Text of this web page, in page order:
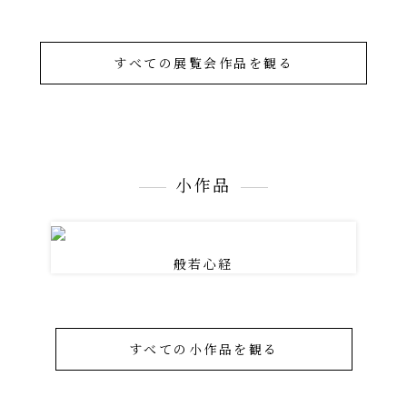
すべての展覧会作品を観る
小作品
般若心経
すべての小作品を観る